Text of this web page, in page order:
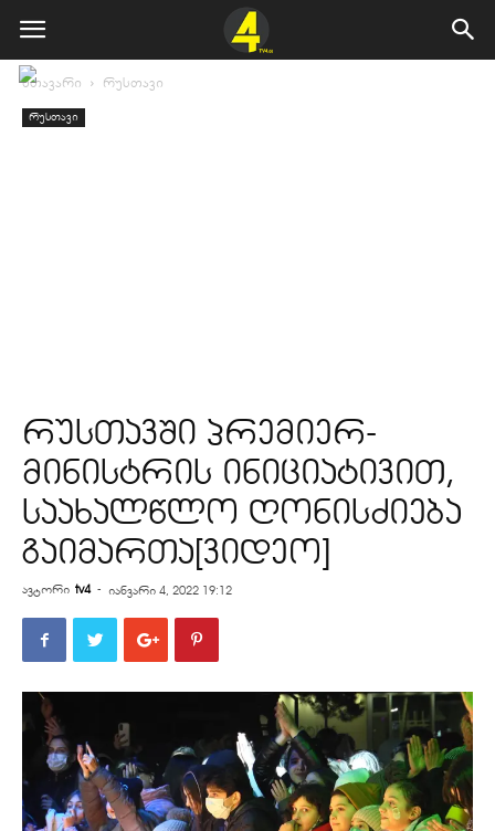
მთავარი რუსთავი
რუსთავი
რუსთავში პრემიერ-
მინისტრის ინიციატივით,
საახალწლო ღონისძიება
გაიმართა[ვიდეო]
ავტორი tv4 - იანვარი 4, 2022 19:12